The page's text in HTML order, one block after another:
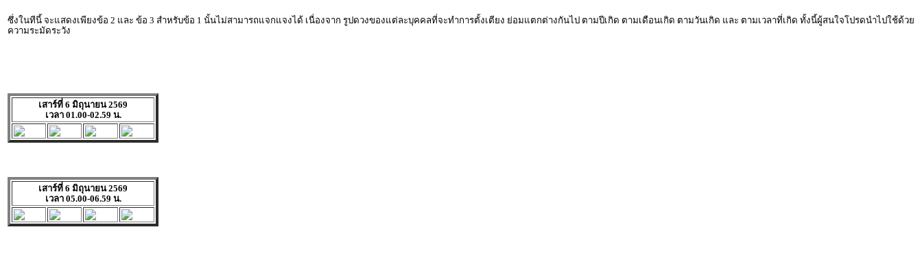
ซึ่งในทีนี้ จะแสดงเพียงข้อ 2 และ ข้อ 3 สำหรับข้อ 1 นั้นไม่สามารถแจกแจงได้ เนื่องจาก รูปดวงของแต่ละบุคคลที่จะทำการตั้งเตียง ย่อมแตกต่างกันไป ตามปีเกิด ตามเดือนเกิด ตามวันเกิด และ ตามเวลาที่เกิด ทั้งนี้ผู้สนใจโปรดนำไปใช้ด้วย
ความระมัดระวัง
เสาร์ที่ 6 มิถุนายน 2569
เวลา 01.00-02.59 น.
เสาร์ที่ 6 มิถุนายน 2569
เวลา 05.00-06.59 น.